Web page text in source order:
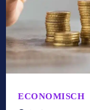
ECONOMISCH